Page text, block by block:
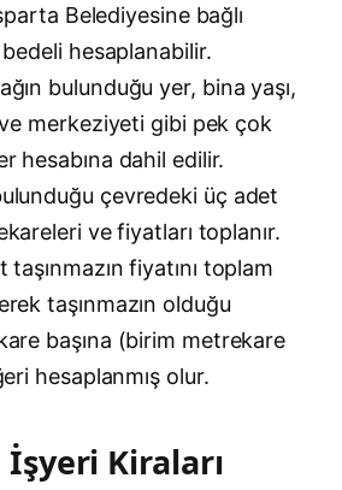
Belediyesine bağlı
hesaplanabilir.
bulunduğu yer, bina yaşı,
ve merkeziyeti gibi pek çok
hesabına dahil edilir.
çevredeki üç adet
ve fiyatları toplanır.
fiyatını toplam
taşınmazın olduğu
başına (birim metrekare
hesaplanmış olur.
Kiraları